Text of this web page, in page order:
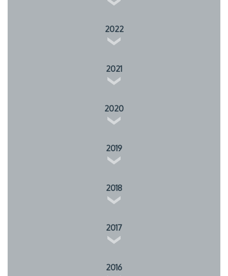
2022
2021
2020
2019
2018
2017
2016